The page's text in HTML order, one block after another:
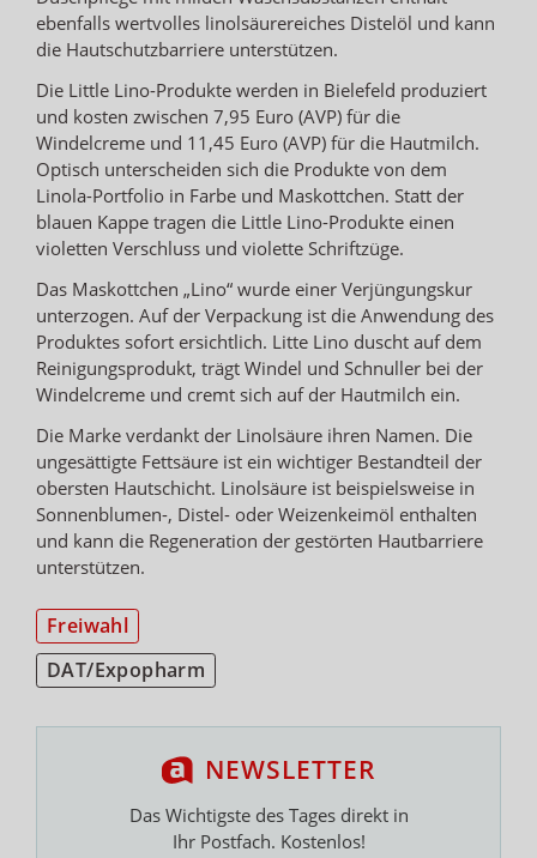
ebenfalls wertvolles linolsäurereiches Distelöl und kann
die Hautschutzbarriere unterstützen.
Die Little Lino-Produkte werden in Bielefeld produziert
und kosten zwischen 7,95 Euro (AVP) für die
Windelcreme und 11,45 Euro (AVP) für die Hautmilch.
Optisch unterscheiden sich die Produkte von dem
Linola-Portfolio in Farbe und Maskottchen. Statt der
blauen Kappe tragen die Little Lino-Produkte einen
violetten Verschluss und violette Schriftzüge.
Das Maskottchen „Lino“ wurde einer Verjüngungskur
unterzogen. Auf der Verpackung ist die Anwendung des
Produktes sofort ersichtlich. Litte Lino duscht auf dem
Reinigungsprodukt, trägt Windel und Schnuller bei der
Windelcreme und cremt sich auf der Hautmilch ein.
Die Marke verdankt der Linolsäure ihren Namen. Die
ungesättigte Fettsäure ist ein wichtiger Bestandteil der
obersten Hautschicht. Linolsäure ist beispielsweise in
Sonnenblumen-, Distel- oder Weizenkeimöl enthalten
und kann die Regeneration der gestörten Hautbarriere
unterstützen.
Freiwahl
DAT/Expopharm
NEWSLETTER
Das Wichtigste des Tages direkt in
Ihr Postfach. Kostenlos!